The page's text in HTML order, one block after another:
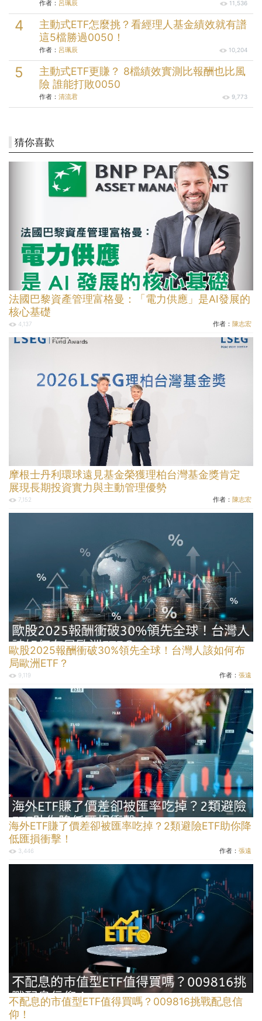
作者： 呂珮辰 11,536
主動式ETF怎麼挑？看經理人基金績效就有譜
這5檔勝過0050！
作者： 呂珮辰 10,204
主動式ETF更賺？ 8檔績效實測比報酬也比風
險 誰能打敗0050
作者： 清流君 9,773
猜你喜歡
法國巴黎資產管理富格曼：「電力供應」是AI發展的
核心基礎
4,137 作者： 陳志宏
摩根士丹利環球遠見基金榮獲理柏台灣基金獎肯定
展現長期投資實力與主動管理優勢
7,152 作者： 陳志宏
歐股2025報酬衝破30%領先全球！台灣人該如何布
局歐洲ETF？
9,119 作者： 張遠
海外ETF賺了價差卻被匯率吃掉？2類避險ETF助你降
低匯損衝擊！
3,446 作者： 張遠
不配息的市值型ETF值得買嗎？009816挑戰配息信
仰！